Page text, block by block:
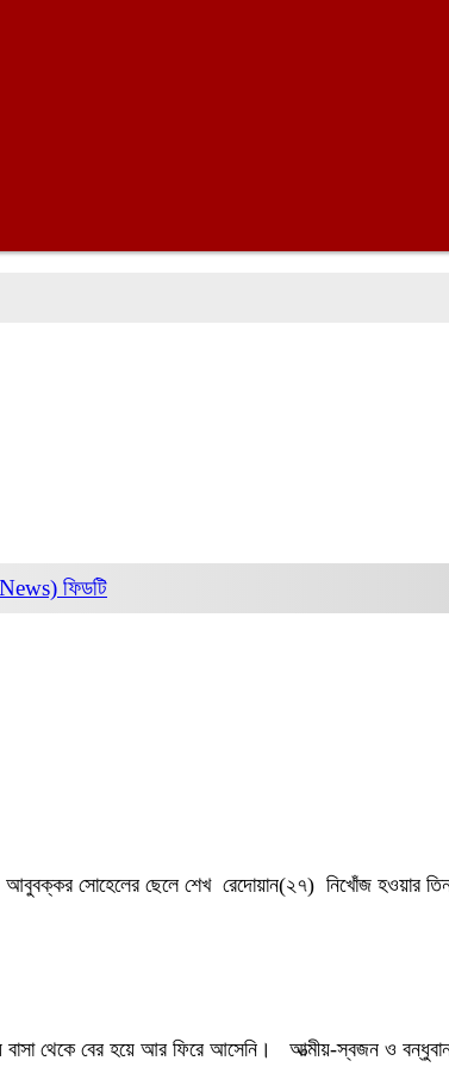
ফিডটি
সোহেলের ছেলে শেখ রেদোয়ান(২৭) নিখোঁজ হওয়ার
থেকে বের হয়ে আর ফিরে আসেনি। আত্মীয়-স্বজন ও